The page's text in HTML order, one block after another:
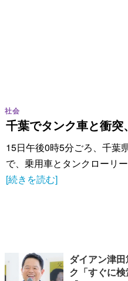
千葉でタンク車と衝突
社会
15日午後0時5分ごろ、千葉
で、乗用車とタンクローリ
[続きを読む]
ダイアン津
ク「すぐに